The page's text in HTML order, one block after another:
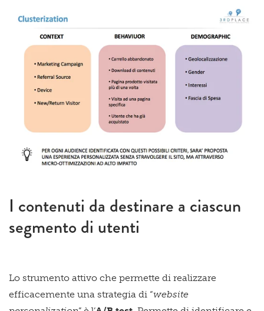
I contenuti da destinare a ciascun
segmento di utenti
Lo strumento attivo che permette di realizzare
efficacemente una strategia di “website